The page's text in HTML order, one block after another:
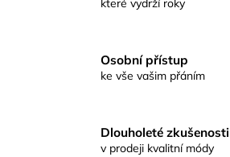
které vydrží roky
Osobní přístup
ke vše vašim přáním
Dlouholeté zkušenosti
v prodeji kvalitní módy